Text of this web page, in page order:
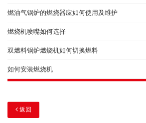
燃油气锅炉的燃烧器应如何使用及维护
燃烧机喷嘴如何选择
双燃料锅炉燃烧机如何切换燃料
如何安装燃烧机
返回